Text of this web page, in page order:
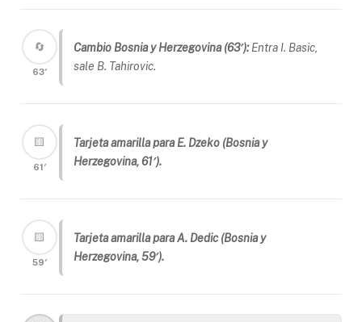
🔄
63′
Cambio Bosnia y Herzegovina (63′):Entra I. Basic,
sale B. Tahirovic.
🟨
61′
Tarjeta amarilla para E. Dzeko (Bosnia y
Herzegovina, 61′).
🟨
59′
Tarjeta amarilla para A. Dedic (Bosnia y
Herzegovina, 59′).